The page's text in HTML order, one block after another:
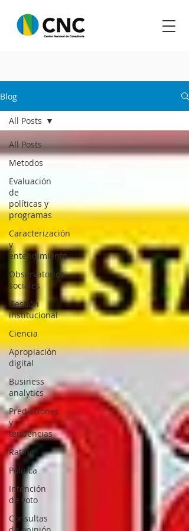
Blog
All Posts
Metodos
Evaluación
de
políticas y
programas
Caracterización
y
entendimiento
Observatorios
sociales
Gestión
institucional
Ciencia
Apropiación
digital
Business
analytics
Predicciones
y
tendencias
Rating
Política
Intención
de voto
Consultas
All Posts